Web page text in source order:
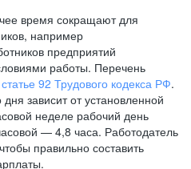
время сокращают для
например
предприятий
работы. Перечень
статье 92 Трудового кодекса РФ.
зависит от установленной
неделе рабочий день
—4,8 часа. Работодатель
правильно составить